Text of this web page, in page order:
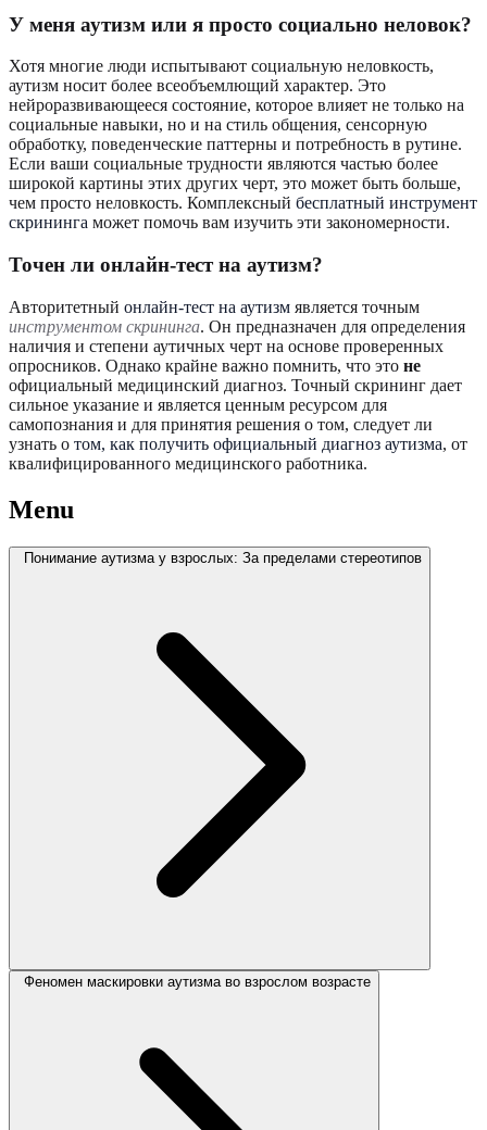
У меня аутизм или я просто социально неловок?
Хотя многие люди испытывают социальную неловкость,
аутизм носит более всеобъемлющий характер. Это
нейроразвивающееся состояние, которое влияет не только на
социальные навыки, но и на стиль общения, сенсорную
обработку, поведенческие паттерны и потребность в рутине.
Если ваши социальные трудности являются частью более
широкой картины этих других черт, это может быть больше,
чем просто неловкость. Комплексный бесплатный инструмент
скрининга может помочь вам изучить эти закономерности.
Точен ли онлайн-тест на аутизм?
Авторитетный онлайн-тест на аутизм является точным
инструментом скрининга. Он предназначен для определения
наличия и степени аутичных черт на основе проверенных
опросников. Однако крайне важно помнить, что это не
официальный медицинский диагноз. Точный скрининг дает
сильное указание и является ценным ресурсом для
самопознания и для принятия решения о том, следует ли
узнать о том, как получить официальный диагноз аутизма, от
квалифицированного медицинского работника.
Menu
Понимание аутизма у взрослых: За пределами стереотипов
Феномен маскировки аутизма во взрослом возрасте